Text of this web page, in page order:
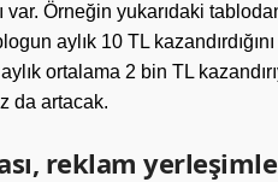
var. Örneğin yukarıdaki
aylık 10 TL
ortalama 2 bin TL
da artacak.
reklam